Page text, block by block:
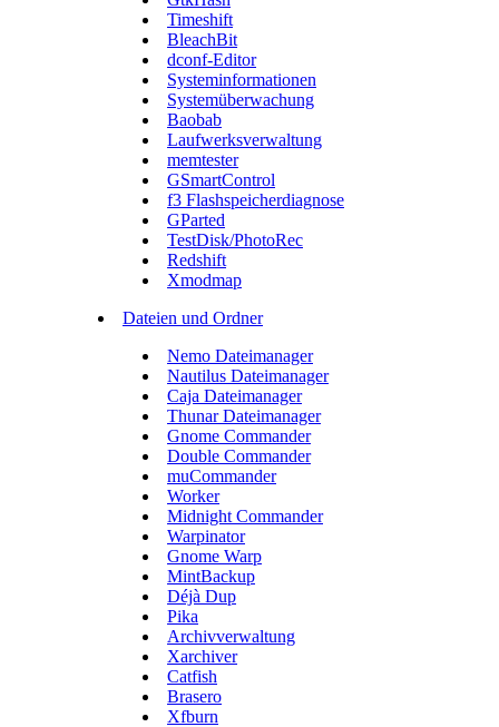
Timeshift
BleachBit
dconf-Editor
Systeminformationen
Systemüberwachung
Baobab
Laufwerksverwaltung
memtester
GSmartControl
f3 Flashspeicherdiagnose
GParted
TestDisk/PhotoRec
Redshift
Xmodmap
Dateien und Ordner
Nemo Dateimanager
Nautilus Dateimanager
Caja Dateimanager
Thunar Dateimanager
Gnome Commander
Double Commander
muCommander
Worker
Midnight Commander
Warpinator
Gnome Warp
MintBackup
Déjà Dup
Pika
Archivverwaltung
Xarchiver
Catfish
Brasero
Xfburn